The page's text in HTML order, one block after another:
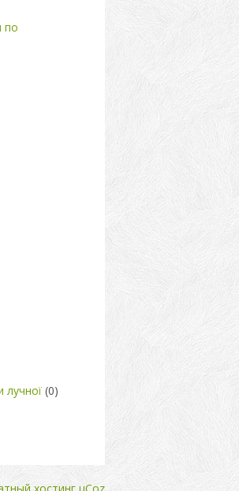
по
лучної (0)